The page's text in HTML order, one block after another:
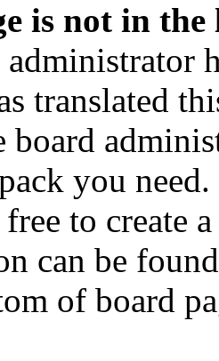
is not in the
translated
board
you
to create
can be
of board